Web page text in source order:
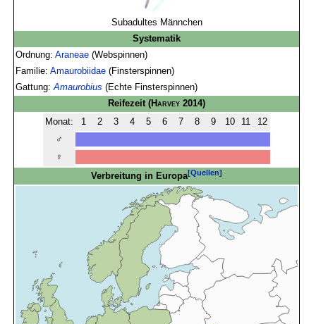
Subadultes Männchen
Systematik
Ordnung:Araneae (Webspinnen)
Familie:Amaurobiidae (Finsterspinnen)
Gattung:Amaurobius (Echte Finsterspinnen)
Reifezeit(Harvey 2014)
Monat:
1 2 3 4 5 6 7 8 9 10 11
12
♂
♀
Verbreitung in Europa[Quellen]